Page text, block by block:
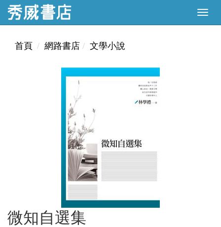
首頁 網路書店 文學小說
微知自選集